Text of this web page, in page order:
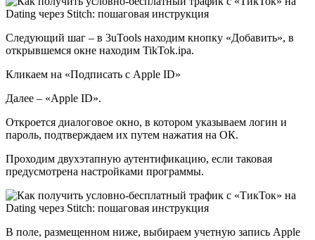
Следующий шаг – в 3uTools находим кнопку «Добавить», в
открывшемся окне находим TikTok.ipa.
Кликаем на «Подписать с Apple ID»
Далее – «Apple ID».
Откроется диалоговое окно, в котором указываем логин и
пароль, подтверждаем их путем нажатия на ОК.
Проходим двухэтапную аутентификацию, если таковая
предусмотрена настройками программы.
В поле, размещенном ниже, выбираем учетную запись Apple